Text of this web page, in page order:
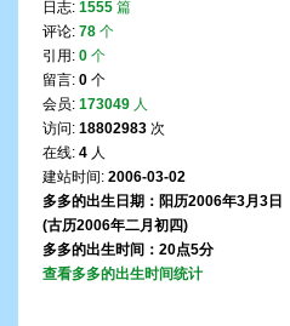
日志: 1555 篇
评论: 78 个
引用: 0 个
留言: 0 个
会员: 173049 人
访问: 18802983 次
在线: 4 人
建站时间: 2006-03-02
多多的出生日期：阳历2006年3月3日
(古历2006年二月初四)
多多的出生时间：20点5分
查看多多的出生时间统计